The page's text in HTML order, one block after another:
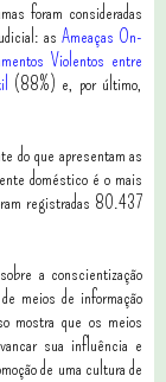
foram consideradas
asAmeaças On-
Violentos entre
(88%) e, por último,
do que apresentam as
doméstico é o mais
registradas 80.437
a conscientização
meios de informação
mostra que os meios
sua influência e
de uma cultura de